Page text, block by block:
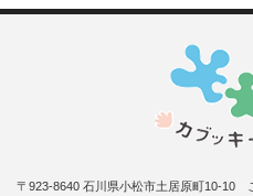
〒923-8640 石川県小松市土居原町10-10